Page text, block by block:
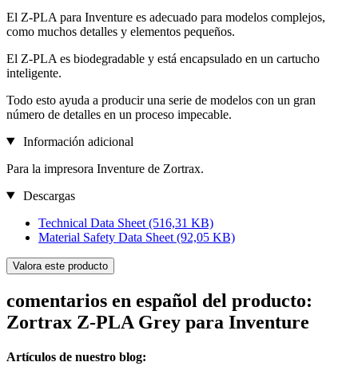
El Z-PLA para Inventure es adecuado para modelos complejos,
como muchos detalles y elementos pequeños.
El Z-PLA es biodegradable y está encapsulado en un cartucho
inteligente.
Todo esto ayuda a producir una serie de modelos con un gran
número de detalles en un proceso impecable.
Información adicional
Para la impresora Inventure de Zortrax.
Descargas
Technical Data Sheet (516,31 KB)
Material Safety Data Sheet (92,05 KB)
Valora este producto
comentarios en español del producto:
Zortrax Z-PLA Grey para Inventure
Artículos de nuestro blog: